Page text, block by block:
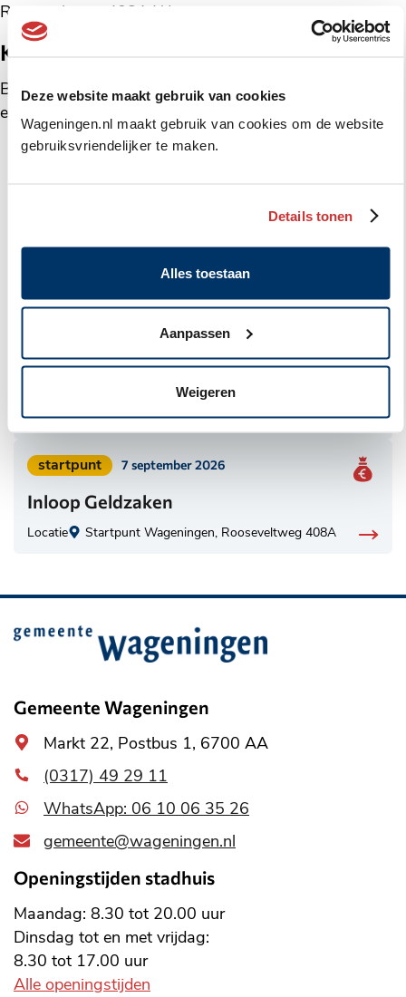
Deze website maakt gebruik van cookies
Wageningen.nl maakt gebruik van cookies om de website
gebruiksvriendelijker te maken.
Details tonen
Alles toestaan
Aanpassen
Weigeren
Rooseveltweg 408A Wageningen.
Kunt u niet komen?
Bel dan het Startpunt telefoon(0317) 410160
een e-mail naar
Inloop Geldzaken
Locatie Startpunt Wageningen, Rooseveltweg 408A
Locatie Startpunt Wageningen, Rooseveltweg 408A
in
Inloop Geldzaken
Locatie Startpunt Wageningen, Rooseveltweg 408A
Geplaatst
categorie:
startpunt 7 september 2026
Belangrijke
informatie
Gemeente Wageningen
Algemeen
adres
Markt 22, Postbus 1, 6700 AA
(0317) 49 29 11
WhatsApp: 06 10 06 35 26
gemeente@wageningen.nl
Openingstijden stadhuis
Maandag: 8.30 tot 20.00 uur
Dinsdag tot en met vrijdag:
8.30 tot 17.00 uur
Alle openingstijden